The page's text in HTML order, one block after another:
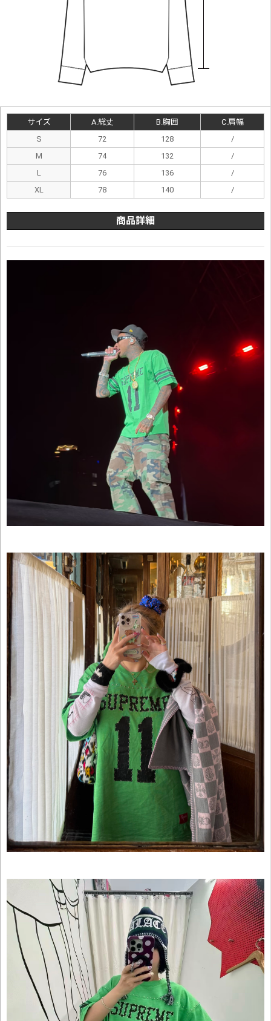
サイズ A.総丈 B.胸囲
C.肩幅
S
72 128
/
M
74 132
/
L
76 136
/
XL
78 140 /
商品詳細